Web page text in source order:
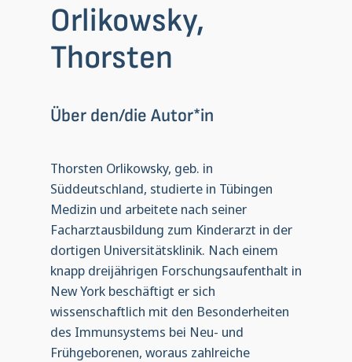
Orlikowsky,
Thorsten
Über den/die Autor*in
Thorsten Orlikowsky, geb. in
Süddeutschland, studierte in Tübingen
Medizin und arbeitete nach seiner
Facharzt­ausbildung zum Kinderarzt in der
dortigen Universitätsklinik. Nach einem
knapp dreijährigen Forschungsaufenthalt in
New York beschäftigt er sich
wissenschaftlich mit den Besonderheiten
des Immunsystems bei Neu- und
Frühgeborenen, woraus zahlreiche